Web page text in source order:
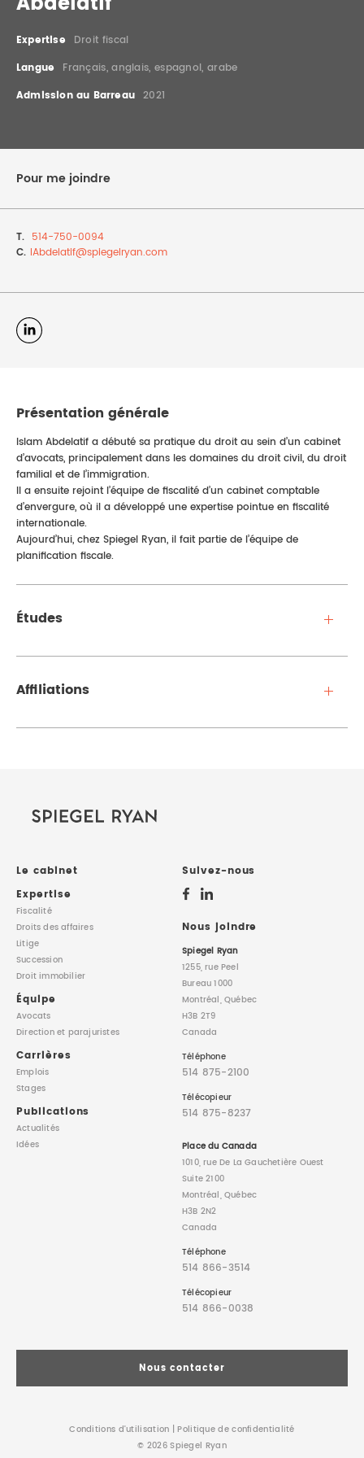
DROIT IMMOBILIER
STAGES
Expertise
Droit fiscal
Langue
Français, anglais, espagnol, arabe
Admission au Barreau 2021
Pour me joindre
T. 514-750-0094
C. IAbdelatif@spiegelryan.com
Présentation générale
Islam Abdelatif a débuté sa pratique du droit au sein d’un cabinet
d’avocats, principalement dans les domaines du droit civil, du droit
familial et de l’immigration.
Il a ensuite rejoint l’équipe de fiscalité d’un cabinet comptable
d’envergure, où il a développé une expertise pointue en fiscalité
internationale.
Aujourd’hui, chez Spiegel Ryan, il fait partie de l’équipe de
planification fiscale.
Études
Affiliations
Le cabinet
Expertise
Fiscalité
Droits des affaires
Litige
Succession
Droit immobilier
Équipe
Avocats
Directionet parajuristes
Carrières
Emplois
Stages
Publications
Actualités
Idées
Suivez-nous
Nous joindre
Spiegel Ryan
1255, rue Peel
Bureau 1000
Montréal, Québec
H3B 2T9
Canada
Téléphone
514 875-2100
Télécopieur
514 875-8237
Place du Canada
1010, rue De La Gauchetière Ouest
Suite 2100
Montréal, Québec
H3B 2N2
Canada
Téléphone
514 866-3514
Télécopieur
514 866-0038
Nous contacter
Conditions d’utilisation |Politique de confidentialité
© 2026 Spiegel Ryan